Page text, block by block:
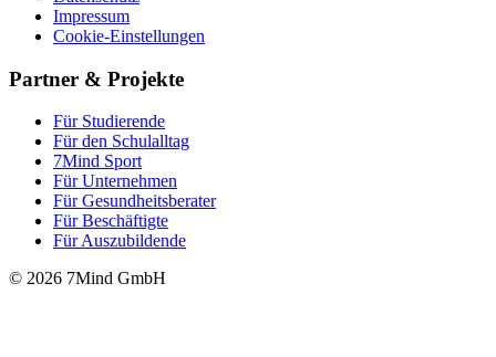
Impressum
Cookie-Einstellungen
Partner & Projekte
Für Stu­die­rende
Für den Schulalltag
7Mind Sport
Für Unter­neh­men
Für Gesund­heits­be­ra­ter
Für Beschäftigte
Für Auszubildende
© 2026 7Mind GmbH